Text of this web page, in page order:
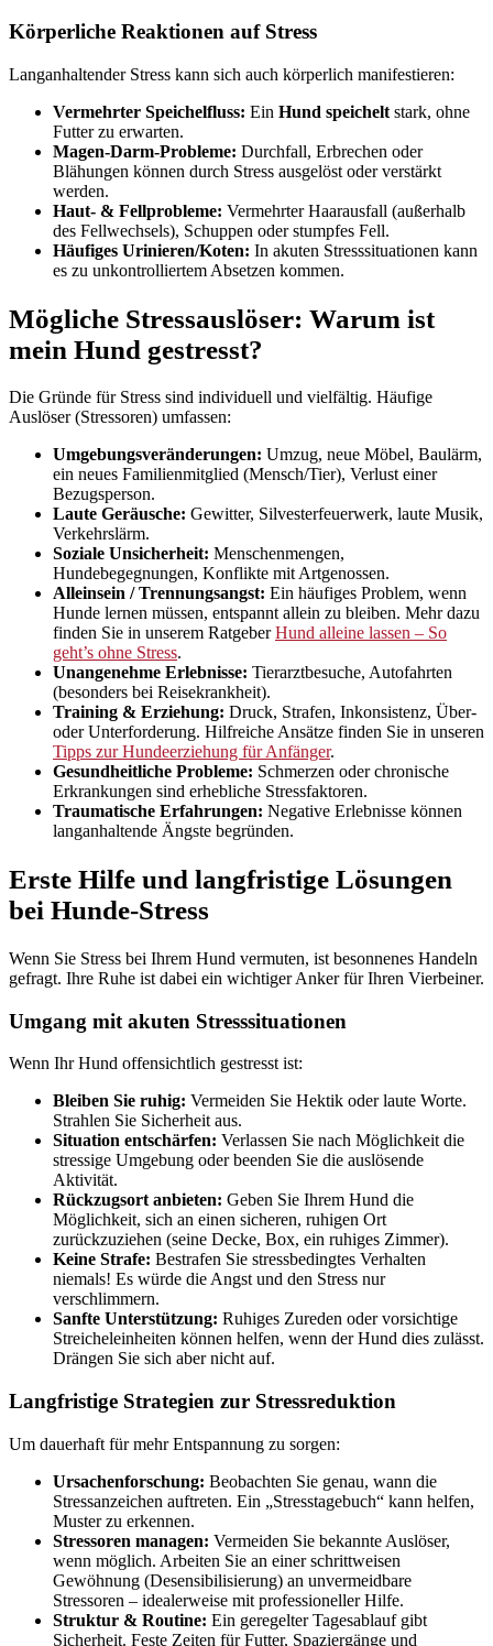
Körperliche Reaktionen auf Stress
Langanhaltender Stress kann sich auch körperlich manifestieren:
Vermehrter Speichelfluss: Ein Hund speichelt stark, ohne
Futter zu erwarten.
Magen-Darm-Probleme: Durchfall, Erbrechen oder
Blähungen können durch Stress ausgelöst oder verstärkt
werden.
Haut- & Fellprobleme: Vermehrter Haarausfall (außerhalb
des Fellwechsels), Schuppen oder stumpfes Fell.
Häufiges Urinieren/Koten: In akuten Stresssituationen kann
es zu unkontrolliertem Absetzen kommen.
Mögliche Stressauslöser: Warum ist
mein Hund gestresst?
Die Gründe für Stress sind individuell und vielfältig. Häufige
Auslöser (Stressoren) umfassen:
Umgebungsveränderungen: Umzug, neue Möbel, Baulärm,
ein neues Familienmitglied (Mensch/Tier), Verlust einer
Bezugsperson.
Laute Geräusche: Gewitter, Silvesterfeuerwerk, laute Musik,
Verkehrslärm.
Soziale Unsicherheit: Menschenmengen,
Hundebegegnungen, Konflikte mit Artgenossen.
Alleinsein / Trennungsangst: Ein häufiges Problem, wenn
Hunde lernen müssen, entspannt allein zu bleiben. Mehr dazu
finden Sie in unserem RatgeberHund alleine lassen – So
geht’s ohne Stress.
Unangenehme Erlebnisse: Tierarztbesuche, Autofahrten
(besonders bei Reisekrankheit).
Training & Erziehung: Druck, Strafen, Inkonsistenz, Über-
oder Unterforderung. Hilfreiche Ansätze finden Sie in unseren
Tipps zur Hundeerziehung für Anfänger.
Gesundheitliche Probleme: Schmerzen oder chronische
Erkrankungen sind erhebliche Stressfaktoren.
Traumatische Erfahrungen: Negative Erlebnisse können
langanhaltende Ängste begründen.
Erste Hilfe und langfristige Lösungen
bei Hunde-Stress
Wenn Sie Stress bei Ihrem Hund vermuten, ist besonnenes Handeln
gefragt. Ihre Ruhe ist dabei ein wichtiger Anker für Ihren Vierbeiner.
Umgang mit akuten Stresssituationen
Wenn Ihr Hund offensichtlich gestresst ist:
Bleiben Sie ruhig: Vermeiden Sie Hektik oder laute Worte.
Strahlen Sie Sicherheit aus.
Situation entschärfen: Verlassen Sie nach Möglichkeit die
stressige Umgebung oder beenden Sie die auslösende
Aktivität.
Rückzugsort anbieten: Geben Sie Ihrem Hund die
Möglichkeit, sich an einen sicheren, ruhigen Ort
zurückzuziehen (seine Decke, Box, ein ruhiges Zimmer).
Keine Strafe: Bestrafen Sie stressbedingtes Verhalten
niemals! Es würde die Angst und den Stress nur
verschlimmern.
Sanfte Unterstützung: Ruhiges Zureden oder vorsichtige
Streicheleinheiten können helfen, wenn der Hund dies zulässt.
Drängen Sie sich aber nicht auf.
Langfristige Strategien zur Stressreduktion
Um dauerhaft für mehr Entspannung zu sorgen:
Ursachenforschung: Beobachten Sie genau, wann die
Stressanzeichen auftreten. Ein „Stresstagebuch“ kann helfen,
Muster zu erkennen.
Stressoren managen: Vermeiden Sie bekannte Auslöser,
wenn möglich. Arbeiten Sie an einer schrittweisen
Gewöhnung (Desensibilisierung) an unvermeidbare
Stressoren – idealerweise mit professioneller Hilfe.
Struktur & Routine: Ein geregelter Tagesablauf gibt
Sicherheit. Feste Zeiten für Futter, Spaziergänge und